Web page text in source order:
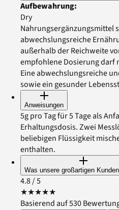
Aufbewahrung:
Dry
Nahrungsergänzungsmittel
abwechslungsreiche
außerhalb der Reichweite
empfohlene Dosierung
Eine abwechslungsreiche
sowie ein gesunder
Anweisungen
5g pro Tag für 5 Tage als
Erhaltungsdosis. Zwei
beliebigen Flüssigkeit
enthalten.
Was unsere großartigen
4.8/ 5
★★★★★
Basierend auf 530